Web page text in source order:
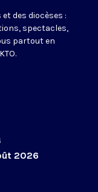
des diocèses :
spectacles,
partout en
2026